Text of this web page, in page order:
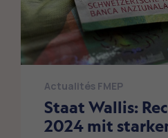
Actualités FMEP
Staat Wallis:
2024 mit